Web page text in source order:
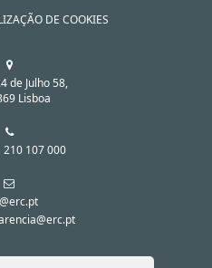
DE COOKIES
de Julho 58,
Lisboa
210 107 000